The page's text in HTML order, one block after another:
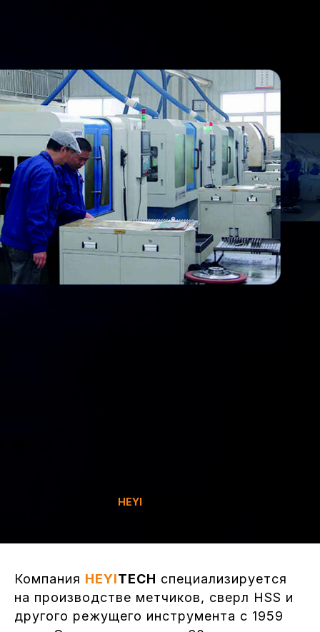
HEYI
Компания HEYITECH специализируется
на производстве метчиков, сверл HSS и
другого режущего инструмента с 1959